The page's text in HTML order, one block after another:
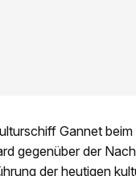
Gannet
gegenüber der
der heutigen